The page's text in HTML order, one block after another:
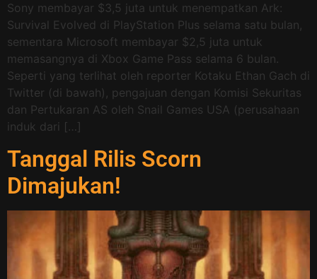
Sony membayar $3,5 juta untuk menempatkan Ark:
Survival Evolved di PlayStation Plus selama satu bulan,
sementara Microsoft membayar $2,5 juta untuk
memasangnya di Xbox Game Pass selama 6 bulan.
Seperti yang terlihat oleh reporter Kotaku Ethan Gach di
Twitter (di bawah), pengajuan dengan Komisi Sekuritas
dan Pertukaran AS oleh Snail Games USA (perusahaan
induk dari […]
Tanggal Rilis Scorn
Dimajukan!